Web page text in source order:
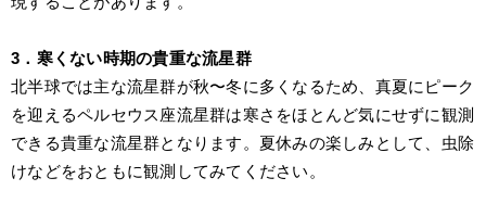
3．寒くない時期の貴重な流星群
北半球では主な流星群が秋〜冬に多くなるため、真夏にピーク
を迎えるペルセウス座流星群は寒さをほとんど気にせずに観測
できる貴重な流星群となります。夏休みの楽しみとして、虫除
けなどをおともに観測してみてください。